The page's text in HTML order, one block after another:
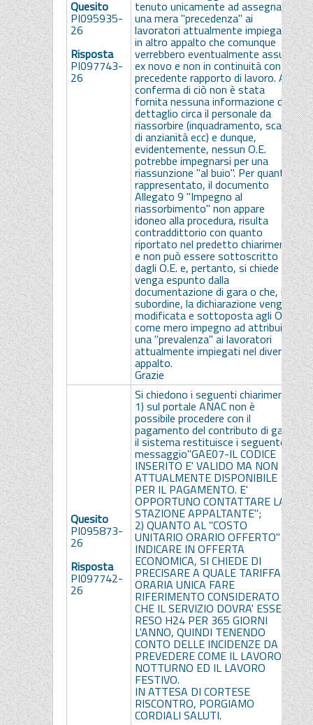
Quesito
PI095935-
26
Risposta
PI097743-
26
tenuto unicamente ad assegnare
una mera "precedenza" ai
lavoratori attualmente impiegati
in altro appalto che comunque
verrebbero eventualmente assunti
ex novo e non in continuità con il
precedente rapporto di lavoro. A
conferma di ciò non è stata
fornita nessuna informazione di
dettaglio circa il personale da
riassorbire (inquadramento, scatti
di anzianità ecc) e dunque,
evidentemente, nessun O.E.
potrebbe impegnarsi per una
riassunzione "al buio". Per quanto
rappresentato, il documento
Allegato 9 "Impegno al
riassorbimento" non appare
idoneo alla procedura, risulta
contraddittorio con quanto
riportato nel predetto chiarimento
e non può essere sottoscritto
dagli O.E. e, pertanto, si chiede che
venga espunto dalla
documentazione di gara o che, in
subordine, la dichiarazione venga
modificata e sottoposta agli O.E.
come mero impegno ad attribuire
una "prevalenza" ai lavoratori
attualmente impiegati nel diverso
appalto.
Grazie
Quesito
PI095873-
26
Risposta
PI097742-
26
Si chiedono i seguenti chiarimenti:
1) sul portale ANAC non è
possibile procedere con il
pagamento del contributo di gara,
il sistema restituisce i seguente
messaggio"GAE07-IL CODICE
INSERITO E' VALIDO MA NON E'
ATTUALMENTE DISPONIBILE
PER IL PAGAMENTO. E'
OPPORTUNO CONTATTARE LA
STAZIONE APPALTANTE";
2) QUANTO AL "COSTO
UNITARIO ORARIO OFFERTO" DA
INDICARE IN OFFERTA
ECONOMICA, SI CHIEDE DI
PRECISARE A QUALE TARIFFA
ORARIA UNICA FARE
RIFERIMENTO CONSIDERATO
CHE IL SERVIZIO DOVRA' ESSERE
RESO H24 PER 365 GIORNI
L'ANNO, QUINDI TENENDO
CONTO DELLE INCIDENZE DA
PREVEDERE COME IL LAVORO
NOTTURNO ED IL LAVORO
FESTIVO.
IN ATTESA DI CORTESE
RISCONTRO, PORGIAMO
CORDIALI SALUTI.